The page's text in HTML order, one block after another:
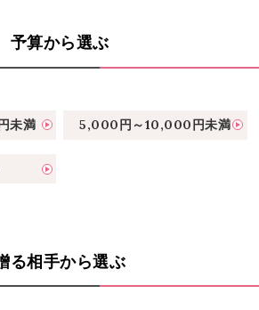
予算から選ぶ
未満 5,000円～10,000円未満
る相手から選ぶ